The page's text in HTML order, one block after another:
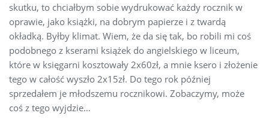
skutku, to chciałbym sobie wydrukować każdy rocznik w
oprawie, jako książki, na dobrym papierze i z twardą
okładką. Byłby klimat. Wiem, że da się tak, bo robili mi coś
podobnego z kserami książek do angielskiego w liceum,
które w księgarni kosztowały 2x60zł, a mnie ksero i złożenie
tego w całość wyszło 2x15zł. Do tego rok później
sprzedałem je młodszemu rocznikowi. Zobaczymy, może
coś z tego wyjdzie…